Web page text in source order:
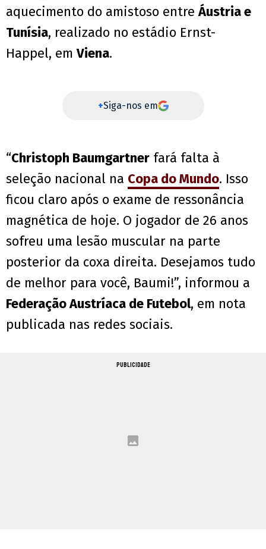
aquecimento do amistoso entreÁustria e
Tunísia, realizado no estádio Ernst-
Happel, emViena.
+Siga-nos em
“Christoph Baumgartner fará falta à
seleção nacional na Copa do Mundo. Isso
ficou claro após o exame de ressonância
magnética de hoje. O jogador de 26 anos
sofreu uma lesão muscular na parte
posterior da coxa direita. Desejamos tudo
de melhor para você, Baumi!”, informou a
Federação Austríaca de Futebol, em nota
publicada nas redes sociais.
PUBLICIDADE